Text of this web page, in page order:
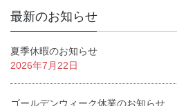
最新のお知らせ
夏季休暇のお知らせ
2026年7月22日
ゴールデンウィーク休業のお知らせ